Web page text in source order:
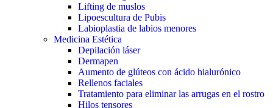
Lifting de muslos
Lipoescultura de Pubis
Labioplastia de labios menores
Medicina Estética
Depilación láser
Dermapen
Aumento de glúteos con ácido hialurónico
Rellenos faciales
Tratamiento para eliminar las arrugas en el rostro
Hilos tensores